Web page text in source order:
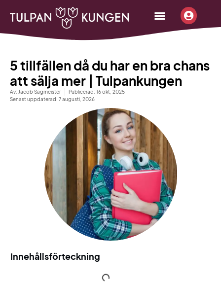
5 tillfällen då du har en bra chans
att sälja mer | Tulpankungen
Av: Jacob Sagmeister Publicerad: 16 okt, 2025
Senast uppdaterad: 7 augusti, 2026
Innehållsförteckning